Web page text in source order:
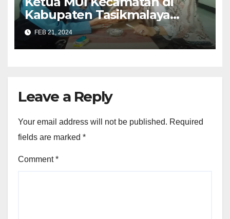
Kabupaten Tasikmalaya
Belum Mengetahui Mimpi
Muhammad Qasim?
FEB 21, 2024
Leave a Reply
Your email address will not be published. Required
fields are marked *
Comment*